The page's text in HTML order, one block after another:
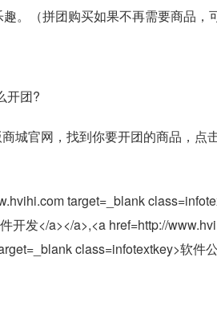
。（拼团购买如果不再需要商品，
开团?
城官网，找到你要开团的商品，